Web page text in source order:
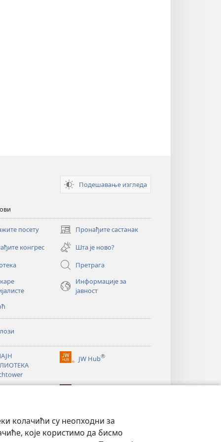
колачићи су неопходни за
које користимо да бисмо
Подешавање изгледа
посету Пронађите састанак
(отвара
нови
прозор)
конгрес
Шта је ново?
Претрага
Информације за
јавност
JW Hub®
(отвара